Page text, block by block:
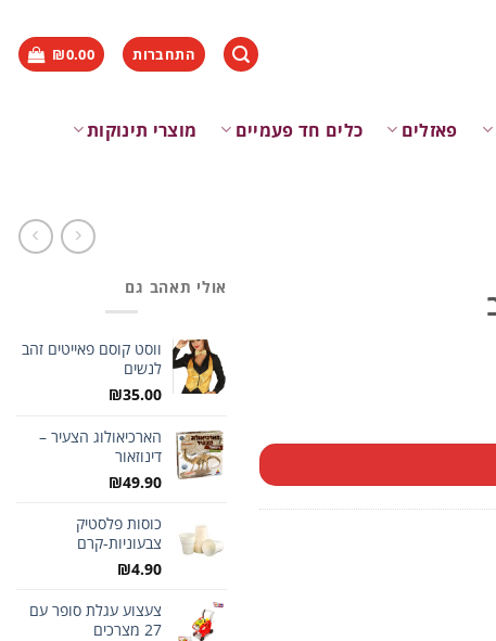
התחברות ₪0.00
פאזלים כלים חד פעמיים
מוצרי תינוקות
אולי תאהב גם
ווסט קוסם פאייטים זהב
לנשים
₪35.00
הארכיאולוג הצעיר –
דינוזאור
₪49.90
כוסות פלסטיק
צבעוניות-קרם
₪4.90
צעצוע עגלת סופר עם
27 מצרכים